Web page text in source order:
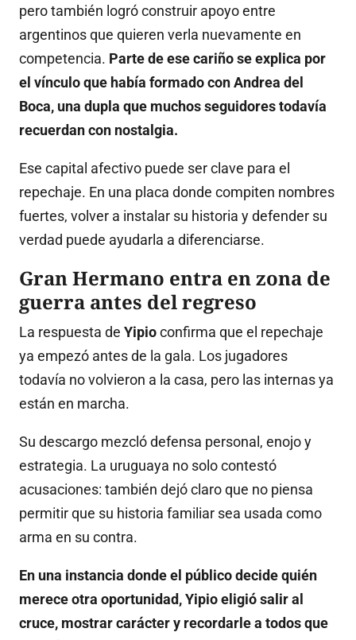
pero también logró construir apoyo entre
argentinos que quieren verla nuevamente en
competencia. Parte de ese cariño se explica por
el vínculo que había formado con Andrea del
Boca, una dupla que muchos seguidores todavía
recuerdan con nostalgia.
Ese capital afectivo puede ser clave para el
repechaje. En una placa donde compiten nombres
fuertes, volver a instalar su historia y defender su
verdad puede ayudarla a diferenciarse.
Gran Hermano entra en zona de
guerra antes del regreso
La respuesta de Yipioconfirma que el repechaje
ya empezó antes de la gala. Los jugadores
todavía no volvieron a la casa, pero las internas ya
están en marcha.
Su descargo mezcló defensa personal, enojo y
estrategia. La uruguaya no solo contestó
acusaciones: también dejó claro que no piensa
permitir que su historia familiar sea usada como
arma en su contra.
En una instancia donde el público decide quién
merece otra oportunidad, Yipio eligió salir al
cruce, mostrar carácter y recordarle a todos que